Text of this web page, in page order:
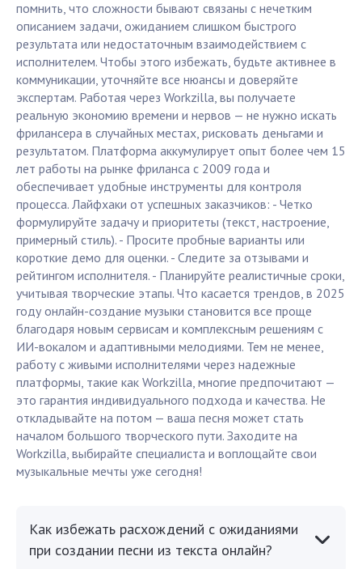
помнить, что сложности бывают связаны с нечетким
описанием задачи, ожиданием слишком быстрого
результата или недостаточным взаимодействием с
исполнителем. Чтобы этого избежать, будьте активнее в
коммуникации, уточняйте все нюансы и доверяйте
экспертам. Работая через Workzilla, вы получаете
реальную экономию времени и нервов — не нужно искать
фрилансера в случайных местах, рисковать деньгами и
результатом. Платформа аккумулирует опыт более чем 15
лет работы на рынке фриланса с 2009 года и
обеспечивает удобные инструменты для контроля
процесса. Лайфхаки от успешных заказчиков: - Четко
формулируйте задачу и приоритеты (текст, настроение,
примерный стиль). - Просите пробные варианты или
короткие демо для оценки. - Следите за отзывами и
рейтингом исполнителя. - Планируйте реалистичные сроки,
учитывая творческие этапы. Что касается трендов, в 2025
году онлайн-создание музыки становится все проще
благодаря новым сервисам и комплексным решениям с
ИИ-вокалом и адаптивными мелодиями. Тем не менее,
работу с живыми исполнителями через надежные
платформы, такие как Workzilla, многие предпочитают —
это гарантия индивидуального подхода и качества. Не
откладывайте на потом — ваша песня может стать
началом большого творческого пути. Заходите на
Workzilla, выбирайте специалиста и воплощайте свои
музыкальные мечты уже сегодня!
Как избежать расхождений с ожиданиями
при создании песни из текста онлайн?